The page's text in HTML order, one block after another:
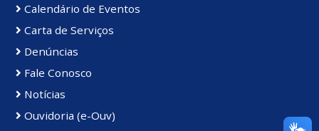
Calendário de Eventos
Carta de Serviços
Denúncias
Fale Conosco
Notícias
Ouvidoria (e-Ouv)